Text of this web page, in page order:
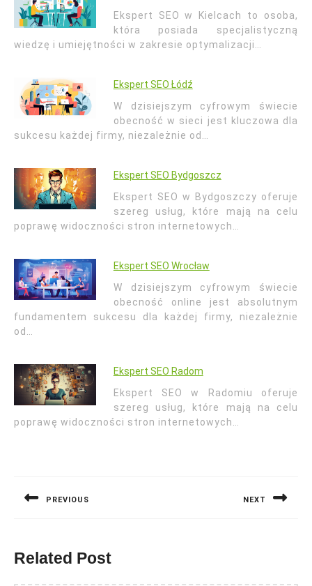
Ekspert SEO w Kielcach to osoba,
która posiada specjalistyczną
wiedzę i umiejętności w zakresie optymalizacji…
Ekspert SEO Łódź
W dzisiejszym cyfrowym świecie
obecność w sieci jest kluczowa dla
sukcesu każdej firmy, niezależnie od…
Ekspert SEO Bydgoszcz
Ekspert SEO w Bydgoszczy oferuje
szereg usług, które mają na celu
poprawę widoczności stron internetowych…
Ekspert SEO Wrocław
W dzisiejszym cyfrowym świecie
obecność online jest absolutnym
fundamentem sukcesu dla każdej firmy, niezależnie
od…
Ekspert SEO Radom
Ekspert SEO w Radomiu oferuje
szereg usług, które mają na celu
poprawę widoczności stron internetowych…
PREVIOUS NEXT
Related Post